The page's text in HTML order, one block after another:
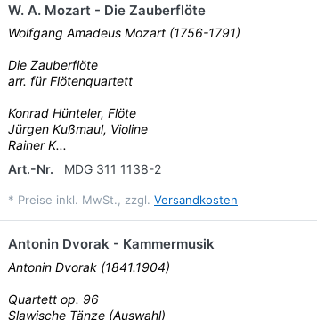
W. A. Mozart - Die Zauberflöte
Wolfgang Amadeus Mozart (1756-1791)
Die Zauberflöte
arr. für Flötenquartett
Konrad Hünteler, Flöte
Jürgen Kußmaul, Violine
Rainer K...
Art.-Nr.
MDG 311 1138-2
* Preise inkl. MwSt., zzgl. Versandkosten
Antonin Dvorak - Kammermusik
Antonin Dvorak (1841.1904)
Quartett op. 96
Slawische Tänze (Auswahl)